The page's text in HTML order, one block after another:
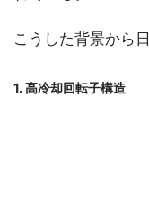
こうした背景から
1. 高冷却回転子構造